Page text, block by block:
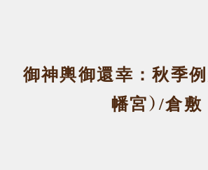
御神輿御還幸：秋季例
幡宮）/倉敷